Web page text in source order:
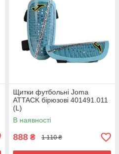
Щитки футбольні Joma
ATTACK бірюзові 401491.011
(L)
В наявності
888 ₴ 1 110 ₴